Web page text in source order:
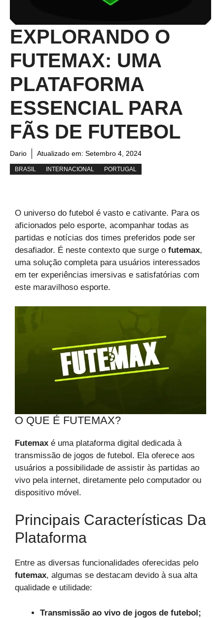
EXPLORANDO O
FUTEMAX: UMA
PLATAFORMA
ESSENCIAL PARA
FÃS DE FUTEBOL
Dario Atualizado em: Setembro 4, 2024
BRASIL INTERNACIONAL PORTUGAL
O universo do futebol é vasto e cativante. Para os
aficionados pelo esporte, acompanhar todas as
partidas e notícias dos times preferidos pode ser
desafiador. É neste contexto que surge o futemax,
uma solução completa para usuários interessados
em ter experiências imersivas e satisfatórias com
este maravilhoso esporte.
O QUE É FUTEMAX?
Futemax é uma plataforma digital dedicada à
transmissão de jogos de futebol. Ela oferece aos
usuários a possibilidade de assistir às partidas ao
vivo pela internet, diretamente pelo computador ou
dispositivo móvel.
Principais Características Da
Plataforma
Entre as diversas funcionalidades oferecidas pelo
futemax, algumas se destacam devido à sua alta
qualidade e utilidade:
Transmissão ao vivo de jogos de futebol;